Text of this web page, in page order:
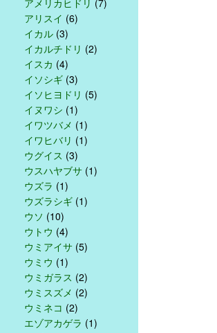
アリスイ (6)
イカル (3)
イカルチドリ (2)
イスカ (4)
イソシギ (3)
イソヒヨドリ (5)
イヌワシ (1)
イワツバメ (1)
イワヒバリ (1)
ウグイス (3)
ウスハヤブサ (1)
ウズラ (1)
ウズラシギ (1)
ウソ (10)
ウトウ (4)
ウミアイサ (5)
ウミウ (1)
ウミガラス (2)
ウミスズメ (2)
ウミネコ (2)
エゾアカゲラ (1)